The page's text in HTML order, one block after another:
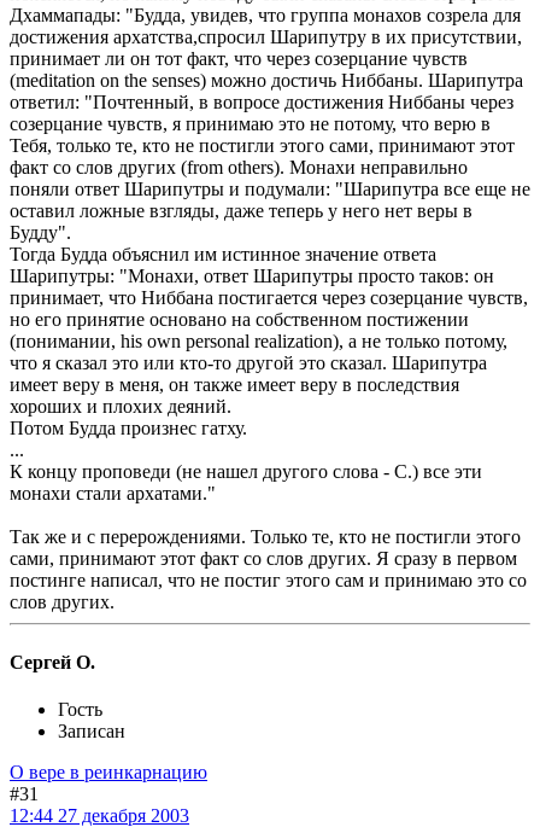
Дхаммапады: "Будда, увидев, что группа монахов созрела для
достижения архатства,спросил Шарипутру в их присутствии,
принимает ли он тот факт, что через созерцание чувств
(meditation on the senses) можно достичь Ниббаны. Шарипутра
ответил: "Почтенный, в вопросе достижения Ниббаны через
созерцание чувств, я принимаю это не потому, что верю в
Тебя, только те, кто не постигли этого сами, принимают этот
факт со слов других (from others). Монахи неправильно
поняли ответ Шарипутры и подумали: "Шарипутра все еще не
оставил ложные взгляды, даже теперь у него нет веры в
Будду".
Тогда Будда объяснил им истинное значение ответа
Шарипутры: "Монахи, ответ Шарипутры просто таков: он
принимает, что Ниббана постигается через созерцание чувств,
но его принятие основано на собственном постижении
(понимании, his own personal realization), а не только потому,
что я сказал это или кто-то другой это сказал. Шарипутра
имеет веру в меня, он также имеет веру в последствия
хороших и плохих деяний.
Потом Будда произнес гатху.
...
К концу проповеди (не нашел другого слова - С.) все эти
монахи стали архатами."
Так же и с перерождениями. Только те, кто не постигли этого
сами, принимают этот факт со слов других. Я сразу в первом
постинге написал, что не постиг этого сам и принимаю это со
слов других.
Сергей О.
Гость
Записан
О вере в реинкарнацию
#31
12:44 27 декабря 2003